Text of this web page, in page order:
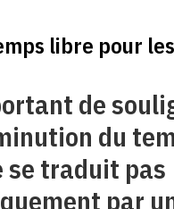
libre pour
de
du
se traduit pas
par